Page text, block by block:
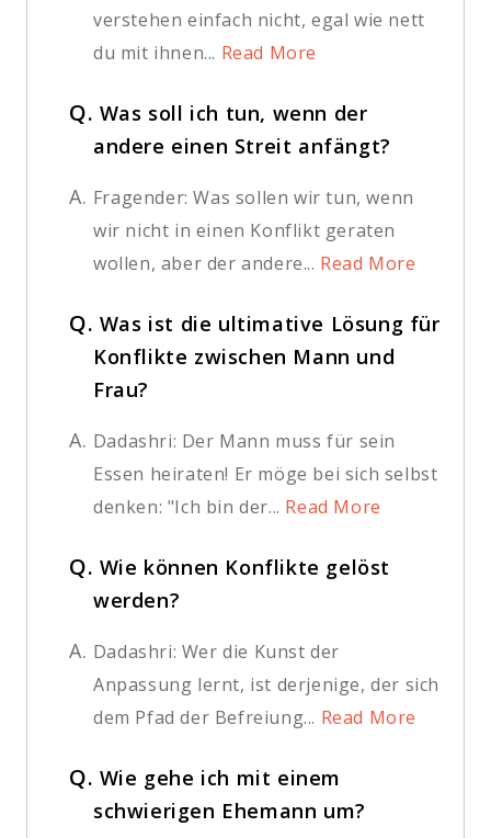
verstehen einfach nicht, egal wie nett
du mit ihnen... Read More
Q. Was soll ich tun, wenn der
andere einen Streit anfängt?
A. Fragender: Was sollen wir tun, wenn
wir nicht in einen Konflikt geraten
wollen, aber der andere... Read More
Q. Was ist die ultimative Lösung für
Konflikte zwischen Mann und
Frau?
A. Dadashri: Der Mann muss für sein
Essen heiraten! Er möge bei sich selbst
denken: "Ich bin der... Read More
Q. Wie können Konflikte gelöst
werden?
A. Dadashri: Wer die Kunst der
Anpassung lernt, ist derjenige, der sich
dem Pfad der Befreiung... Read More
Q. Wie gehe ich mit einem
schwierigen Ehemann um?